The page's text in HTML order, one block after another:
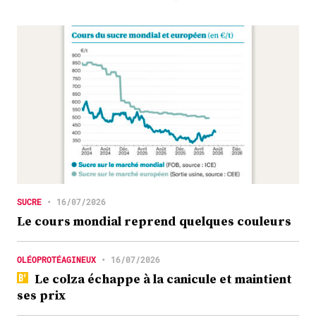
SUCRE • 16/07/2026
Le cours mondial reprend quelques couleurs
OLÉOPROTÉAGINEUX • 16/07/2026
Le colza échappe à la canicule et maintient
ses prix